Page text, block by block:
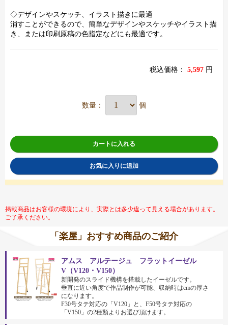
◇デザインやスケッチ、イラスト描きに最適
消すことができるので、簡単なデザインやスケッチやイラスト描
き、または印刷原稿の色指定などにも最適です。
税込価格： 5,597 円
数量： 個
カートに入れる
お気に入りに追加
掲載商品はお客様の環境により、実際とは多少違って見える場合があります。
ご了承ください。
「楽屋」おすすめ商品のご紹介
アムス アルテージュ フラットイーゼル
V（V120・V150）
新開発のスライド機構を搭載したイーゼルです。
垂直に近い角度で作品制作が可能、収納時はcmの厚さ
になります。
F30号タテ対応の「V120」と、F50号タテ対応の
「V150」の2種類よりお選び頂けます。